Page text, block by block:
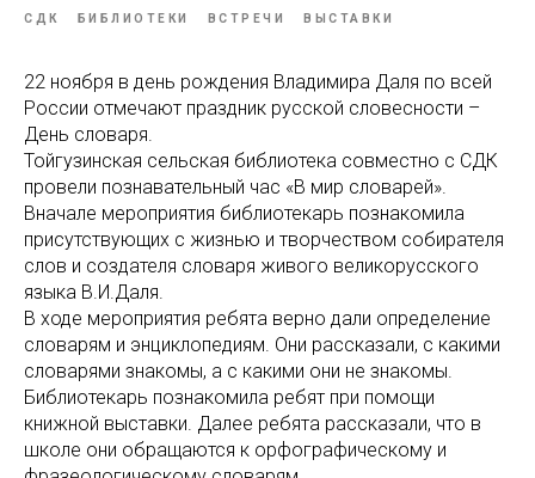
СДК БИБЛИОТЕКИ ВСТРЕЧИ ВЫСТАВКИ
22 ноября в день рождения Владимира Даля по всей
России отмечают праздник русской словесности –
День словаря.
Тойгузинская сельская библиотека совместно с СДК
провели познавательный час «В мир словарей».
Вначале мероприятия библиотекарь познакомила
присутствующих с жизнью и творчеством собирателя
слов и создателя словаря живого великорусского
языка В.И.Даля.
В ходе мероприятия ребята верно дали определение
словарям и энциклопедиям. Они рассказали, с какими
словарями знакомы, а с какими они не знакомы.
Библиотекарь познакомила ребят при помощи
книжной выставки. Далее ребята рассказали, что в
школе они обращаются к орфографическому и